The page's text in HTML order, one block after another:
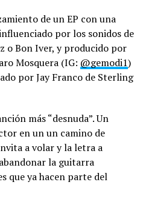
de un EP con una
por los sonidos de
o Bon Iver, y producido por
Mosquera (IG: @gemodi1)
por Jay Franco de Sterling
más “desnuda”. Un
en un un camino de
a volar y la letra a
la guitarra
que ya hacen parte del